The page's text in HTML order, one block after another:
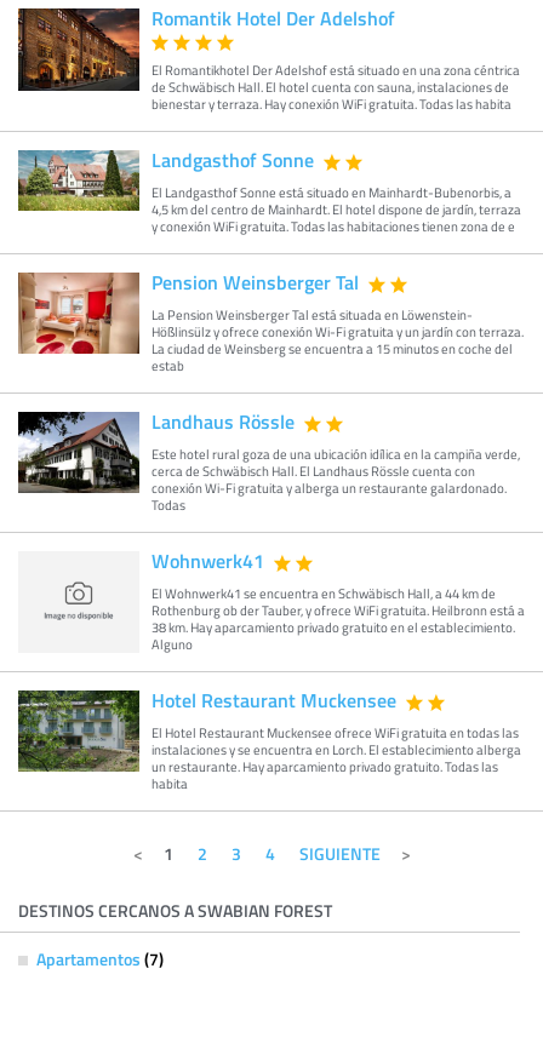
Romantik Hotel Der Adelshof
El Romantikhotel Der Adelshof está situado en una zona céntrica
de Schwäbisch Hall. El hotel cuenta con sauna, instalaciones de
bienestar y terraza. Hay conexión WiFi gratuita. Todas las habita
Landgasthof Sonne
El Landgasthof Sonne está situado en Mainhardt-Bubenorbis, a
4,5 km del centro de Mainhardt. El hotel dispone de jardín, terraza
y conexión WiFi gratuita. Todas las habitaciones tienen zona de e
Pension Weinsberger Tal
La Pension Weinsberger Tal está situada en Löwenstein-
Hößlinsülz y ofrece conexión Wi-Fi gratuita y un jardín con terraza.
La ciudad de Weinsberg se encuentra a 15 minutos en coche del
estab
Landhaus Rössle
Este hotel rural goza de una ubicación idílica en la campiña verde,
cerca de Schwäbisch Hall. El Landhaus Rössle cuenta con
conexión Wi-Fi gratuita y alberga un restaurante galardonado.
Todas
Wohnwerk41
El Wohnwerk41 se encuentra en Schwäbisch Hall, a 44 km de
Rothenburg ob der Tauber, y ofrece WiFi gratuita. Heilbronn está a
38 km. Hay aparcamiento privado gratuito en el establecimiento.
Alguno
Hotel Restaurant Muckensee
El Hotel Restaurant Muckensee ofrece WiFi gratuita en todas las
instalaciones y se encuentra en Lorch. El establecimiento alberga
un restaurante. Hay aparcamiento privado gratuito. Todas las
habita
1 2 3 4 SIGUIENTE
DESTINOS CERCANOS A SWABIAN FOREST
Apartamentos (7)